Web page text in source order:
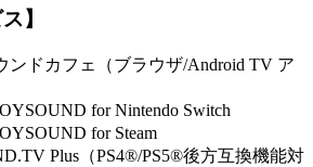
】
ンドカフェ（ブラウザ/Android TV ア
for Nintendo Switch
for Steam
Plus（PS4®/PS5®後方互換機能対